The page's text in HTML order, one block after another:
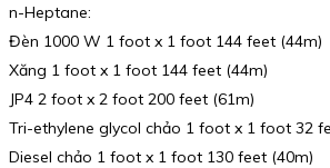
n-Heptane:
Đèn 1000 W 1 foot x 1 foot 144 feet (44m)
Xăng 1 foot x 1 foot 144 feet (44m)
JP4 2 foot x 2 foot 200 feet (61m)
Tri-ethylene glycol chảo 1 foot x 1 foot 32
Diesel chảo 1 foot x 1 foot 130 feet (40m)